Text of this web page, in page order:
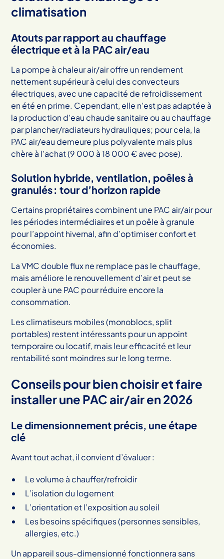
climatisation
Atouts par rapport au chauffage
électrique et à la PAC air/eau
La pompe à chaleur air/air offre un rendement
nettement supérieur à celui des convecteurs
électriques, avec une capacité de refroidissement
en été en prime. Cependant, elle n’est pas adaptée à
la production d’eau chaude sanitaire ou au chauffage
par plancher/radiateurs hydrauliques; pour cela, la
PAC air/eau demeure plus polyvalente mais plus
chère à l’achat (9 000 à 18 000 € avec pose).
Solution hybride, ventilation, poêles à
granulés : tour d’horizon rapide
Certains propriétaires combinent une PAC air/air pour
les périodes intermédiaires et un poêle à granule
pour l’appoint hivernal, afin d’optimiser confort et
économies.
La VMC double flux ne remplace pas le chauffage,
mais améliore le renouvellement d’air et peut se
coupler à une PAC pour réduire encore la
consommation.
Les climatiseurs mobiles (monoblocs, split
portables) restent intéressants pour un appoint
temporaire ou locatif, mais leur efficacité et leur
rentabilité sont moindres sur le long terme.
Conseils pour bien choisir et faire
installer une PAC air/air en 2026
Le dimensionnement précis, une étape
clé
Avant tout achat, il convient d’évaluer :
Le volume à chauffer/refroidir
L’isolation du logement
L’orientation et l’exposition au soleil
Les besoins spécifiques (personnes sensibles,
allergies, etc.)
Un appareil sous-dimensionné fonctionnera sans